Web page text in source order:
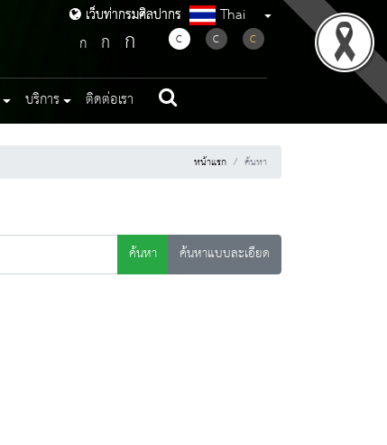
เว็บท่ากรมศิลปากร
เว็บท่ากรมศิลปากร Thai
ก ก ก C C C
บริการ ติดต่อเรา
หน้าแรก ค้นหา
ค้นหา
ค้นหาแบบละเอียด